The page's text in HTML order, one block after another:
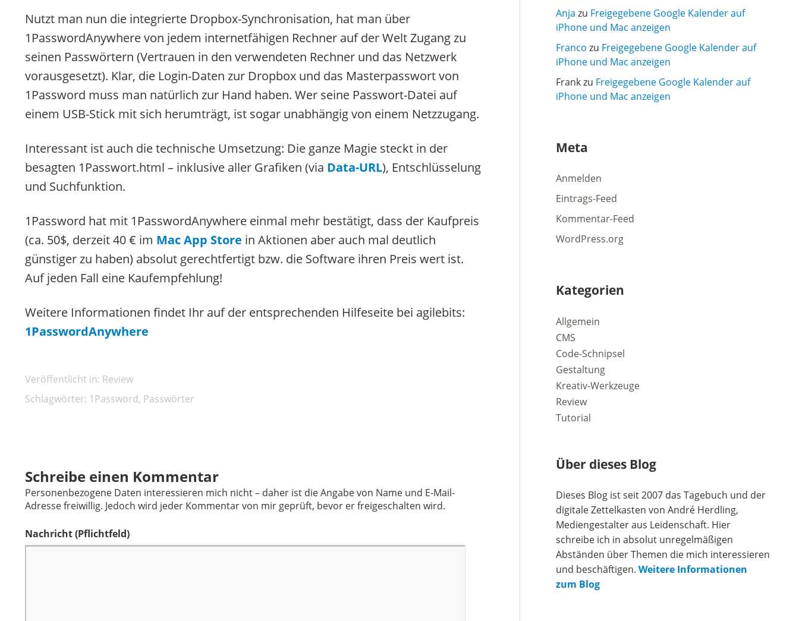
Nutzt man nun die integrierte Dropbox-Synchronisation, hat man über
1PasswordAnywhere von jedem internetfähigen Rechner auf der Welt Zugang zu
seinen Passwörtern (Vertrauen in den verwendeten Rechner und das Netzwerk
vorausgesetzt). Klar, die Login-Daten zur Dropbox und das Masterpasswort von
1Password muss man natürlich zur Hand haben. Wer seine Passwort-Datei auf
einem USB-Stick mit sich herumträgt, ist sogar unabhängig von einem Netzzugang.
Interessant ist auch die technische Umsetzung: Die ganze Magie steckt in der
besagten 1Passwort.html – inklusive aller Grafiken (via Data-URL), Entschlüsselung
und Suchfunktion.
1Password hat mit 1PasswordAnywhere einmal mehr bestätigt, dass der Kaufpreis
(ca. 50$, derzeit 40 € im Mac App Store in Aktionen aber auch mal deutlich
günstiger zu haben) absolut gerechtfertigt bzw. die Software ihren Preis wert ist.
Auf jeden Fall eine Kaufempfehlung!
Weitere Informationen findet Ihr auf der entsprechenden Hilfeseite bei agilebits:
1PasswordAnywhere
Veröffentlicht in: Review
Schlagwörter: 1Password, Passwörter
Schreibe einen Kommentar
Personenbezogene Daten interessieren mich nicht – daher ist die Angabe von Name und E-Mail-
Adresse freiwillig. Jedoch wird jeder Kommentar von mir geprüft, bevor er freigeschalten wird.
Nachricht(Pflichtfeld)
Anja zu Freigegebene Google Kalender auf
iPhone und Mac anzeigen
Franco zu Freigegebene Google Kalender auf
iPhone und Mac anzeigen
Frankzu Freigegebene Google Kalender auf
iPhone und Mac anzeigen
Meta
Anmelden
Eintrags-Feed
Kommentar-Feed
WordPress.org
Kategorien
Allgemein
CMS
Code-Schnipsel
Gestaltung
Kreativ-Werkzeuge
Review
Tutorial
Über dieses Blog
Dieses Blog ist seit 2007 das Tagebuch und der
digitale Zettelkasten von André Herdling,
Mediengestalter aus Leidenschaft. Hier
schreibe ich in absolut unregelmäßigen
Abständen über Themen die mich interessieren
und beschäftigen. Weitere Informationen
zum Blog